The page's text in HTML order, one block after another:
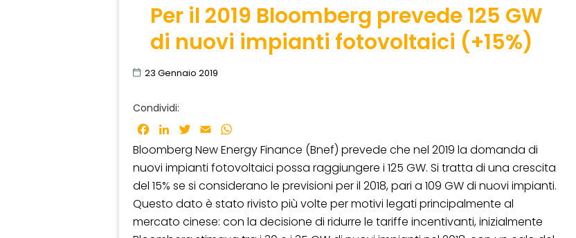
Per il 2019 Bloomberg prevede 125 GW
di nuovi impianti fotovoltaici (+15%)
23 Gennaio 2019
Condividi:
Facebook
LinkedInTwitter
Email
Bloomberg New Energy Finance (Bnef) prevede che nel 2019 la domanda di
nuovi impianti fotovoltaici possa raggiungere i 125 GW. Si tratta di una crescita
del 15% se si considerano le previsioni per il 2018, pari a 109 GW di nuovi impianti.
Questo dato è stato rivisto più volte per motivi legati principalmente al
mercato cinese: con la decisione di ridurre le tariffe incentivanti, inizialmente